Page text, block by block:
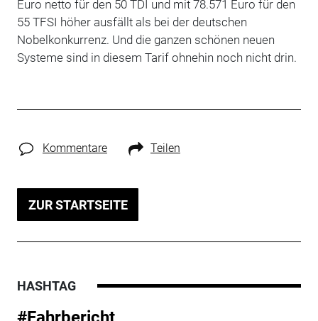
Euro netto für den 50 TDI und mit 78.571 Euro für den
55 TFSI höher ausfällt als bei der deutschen
Nobelkonkurrenz. Und die ganzen schönen neuen
Systeme sind in diesem Tarif ohnehin noch nicht drin.
Kommentare Teilen
ZUR STARTSEITE
HASHTAG